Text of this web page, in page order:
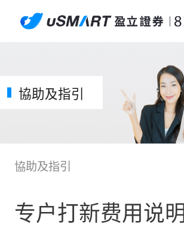
協助及指引
協助及指引
专户打新费用说明